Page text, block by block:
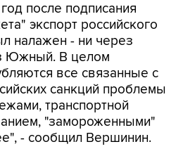
после подписания
экспорт российского
налажен - ни через
Южный. В целом
все связанные с
санкций проблемы
транспортной
"замороженными"
- сообщил Вершинин.